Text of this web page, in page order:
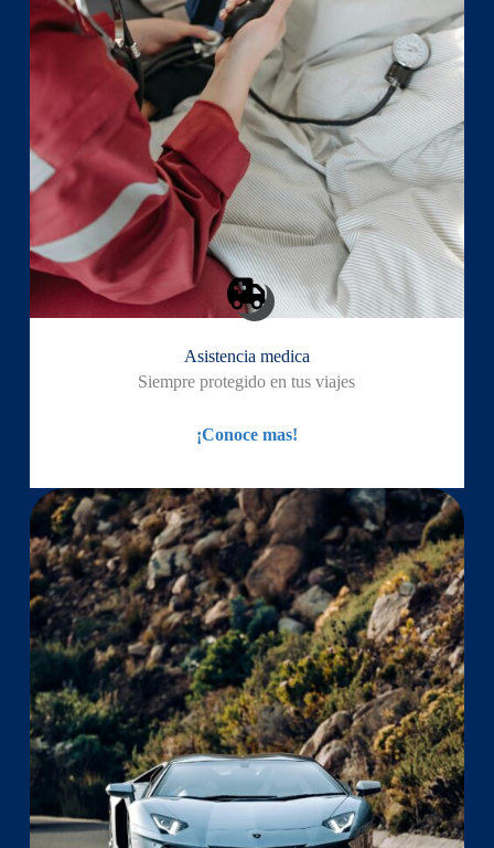
Asistencia medica
Siempre protegido en tus viajes
¡Conoce mas!